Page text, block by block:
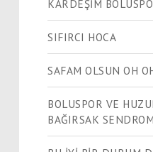
KARDEŞİM
SIFIRCI HOCA
SAFAM OLSUN OH
BOLUSPOR VE
BAĞIRSAK